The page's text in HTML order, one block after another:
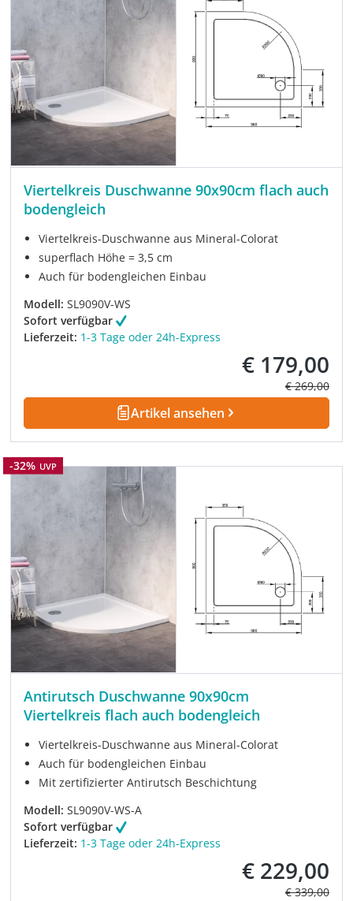
Viertelkreis Duschwanne 90x90cm flach auch
bodengleich
Viertelkreis-Duschwanne aus Mineral-Colorat
superflach Höhe = 3,5 cm
Auch für bodengleichen Einbau
Modell: SL9090V-WS
Sofort verfügbar
Lieferzeit: 1-3 Tage oder 24h-Express
Verkaufspreis:
€ 179,00
Regulärer
€ 269,00
Artikel ansehen
Rabatt
-32% UVP
Antirutsch Duschwanne 90x90cm
Viertelkreis flach auch bodengleich
Viertelkreis-Duschwanne aus Mineral-Colorat
Auch für bodengleichen Einbau
Mit zertifizierter Antirutsch Beschichtung
Modell: SL9090V-WS-A
Sofort verfügbar
Lieferzeit: 1-3 Tage oder 24h-Express
Verkaufspreis:
€ 229,00
Regulärer
€ 339,00